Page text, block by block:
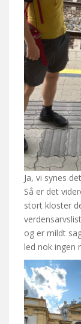
Ja, vi synes
Så er det
stort kloster
og er mildt
led nok ingen